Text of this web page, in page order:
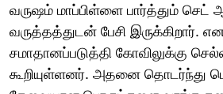
வருஷம் மாப்பிள்ளை பார்த்தும் செட்
வருத்தத்துடன் பேசி இருக்கிறார்.
சமாதானப்படுத்தி கோவிலுக்கு
கூறியுள்ளனர். அதனை தொடர்ந்து